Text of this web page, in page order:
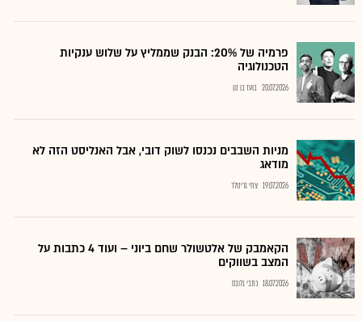
פרמיה של 20%: הבנק שממליץ על שלוש ענקיות
הטכנולוגיה
20.07.2026 בועז בן נון
מניות השבבים נכנסו לשוק דובי, אבל האנליסט הזה לא
מודאג
19.07.2026 צחי גרינולד
הקאמבק של אלטשולר שחם ביוני – ועוד 4 כתבות על
המצב בשווקים
18.07.2026 כתבי גלובס